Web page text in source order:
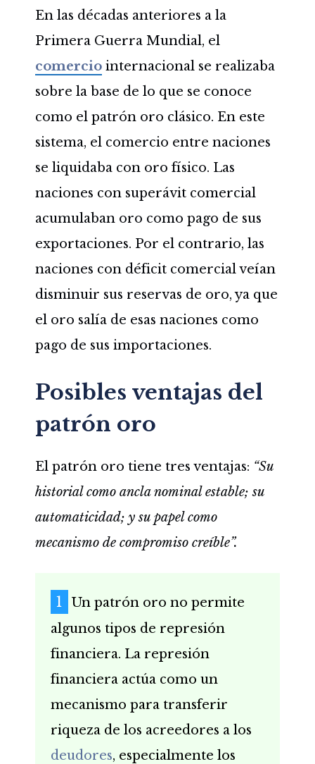
En las décadas anteriores a la
Primera Guerra Mundial, el
comerciointernacional se realizaba
sobre la base de lo que se conoce
como el patrón oro clásico. En este
sistema, el comercio entre naciones
se liquidaba con oro físico. Las
naciones con superávit comercial
acumulaban oro como pago de sus
exportaciones. Por el contrario, las
naciones con déficit comercial veían
disminuir sus reservas de oro, ya que
el oro salía de esas naciones como
pago de sus importaciones.
Posibles ventajas del
patrón oro
El patrón oro tiene tres ventajas: “Su
historial como ancla nominal estable; su
automaticidad; y su papel como
mecanismo de compromiso creíble”.
Un patrón oro no permite
algunos tipos de represión
financiera. La represión
financiera actúa como un
mecanismo para transferir
riqueza de los acreedores a los
deudores, especialmente los